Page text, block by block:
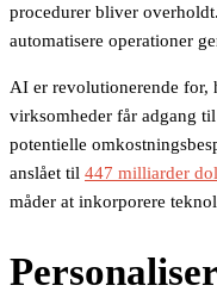
procedurer bliver
automatisere operationer
AI er revolutionerende for,
virksomheder får adgang
potentielle
anslået til 447 milliarder
måder at inkorporere